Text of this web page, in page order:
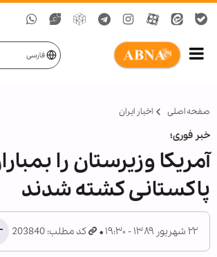
فارسی
صفحه اصلی اخبار ایران
خبر فوری؛
پاکستانی کشته شدند
۲۲ شهریور ۱۳۸۹ - ۱۹:۳۰ کد مطلب: 203840